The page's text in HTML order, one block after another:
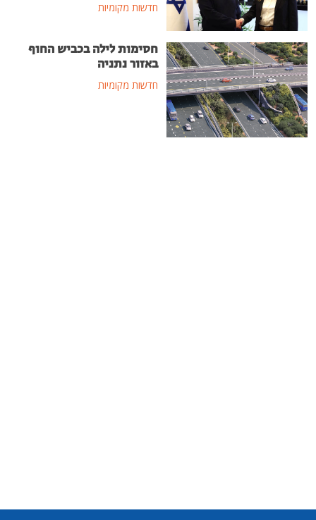
חדשות מקומיות
חסימות לילה בכביש החוף
באזור נתניה
חדשות מקומיות